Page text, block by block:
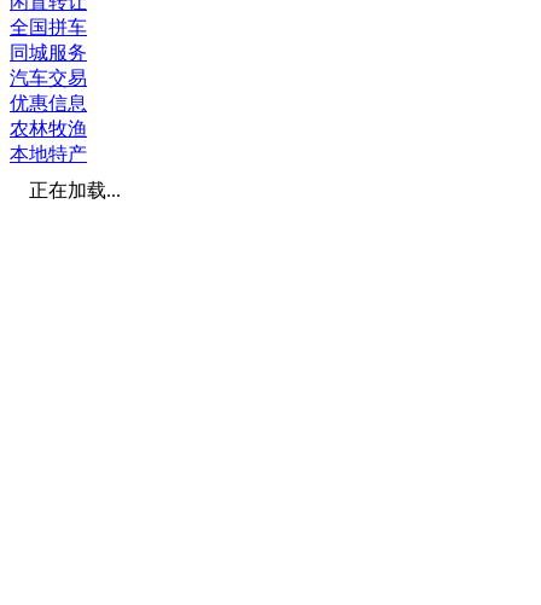
全国拼车
同城服务
汽车交易
优惠信息
农林牧渔
本地特产
正在加载...